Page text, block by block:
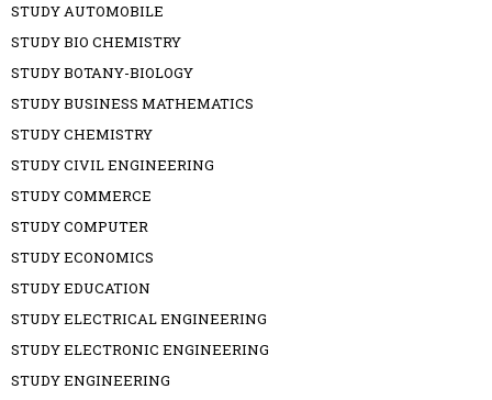
STUDY AUTOMOBILE
STUDY BIO CHEMISTRY
STUDY BOTANY-BIOLOGY
STUDY BUSINESS MATHEMATICS
STUDY CHEMISTRY
STUDY CIVIL ENGINEERING
STUDY COMMERCE
STUDY COMPUTER
STUDY ECONOMICS
STUDY EDUCATION
STUDY ELECTRICAL ENGINEERING
STUDY ELECTRONIC ENGINEERING
STUDY ENGINEERING